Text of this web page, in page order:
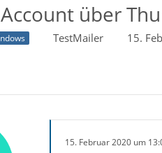
über
TestMailer 15.
15. Februar 2020 um